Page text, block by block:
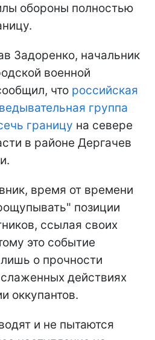
обороны полностью
Задоренко, начальник
военной
что российская
группа
границу на севере
в районе Дергачев
время от времени
позиции
ссылая своих
это событие
о прочности
действиях
оккупантов.
и не пытаются